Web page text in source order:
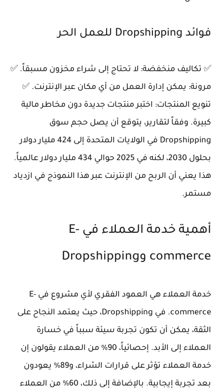
فوائد Dropshipping للعمل الحر
✅ تكاليف منخفضة: لا تحتاج إلى شراء مخزون مسبقاً. ✅
مرونة: يمكن إدارة العمل من أي مكان عبر الإنترنت. ✅
تنويع المنتجات: اختبر منتجات جديدة دون مخاطر مالية
كبيرة. وفقاً لتقارير، يتوقع أن يصل حجم سوق
Dropshipping في الولايات المتحدة إلى 424 مليار دولار
بحلول 2030، لكنه في 2025 حوالي 434 مليار دولار عالمياً.
هذا يعني أن الربح من الإنترنت عبر هذا النموذج في ازدياد
مستمر.
أهمية خدمة العملاء في E-
commerce وDropshipping
خدمة العملاء هي العمود الفقري لأي مشروع في E-
commerce. في Dropshipping، حيث يعتمد النجاح على
الثقة، يمكن أن تكون تجربة سيئة سبباً في خسارة
العملاء إلى الأبد. إحصائياً، 90% من العملاء يقولون إن
خدمة العملاء تؤثر على قرارات الشراء، و89% يعودون
بعد تجربة إيجابية. بالإضافة إلى ذلك، 60% من العملاء